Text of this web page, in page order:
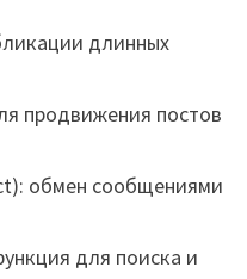
длинных
продвижения постов
обмен сообщениями
для поиска и